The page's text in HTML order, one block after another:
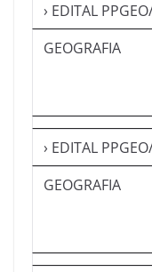
› EDITAL
GEOGRAFIA
› EDITAL
GEOGRAFIA